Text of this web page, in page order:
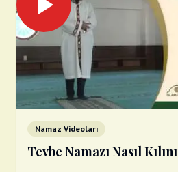
Namaz Videoları
Tevbe Namazı Nasıl